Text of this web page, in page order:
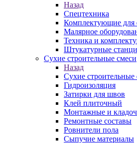
Назад
Спецтехника
Комплектующие для
Малярное
Техника и
Штукатурные
Сухие строительные смеси
Назад
Сухие строительные
Гидроизоляция
Затирки для швов
Клей плиточный
Монтажные и
Ремонтные составы
Ровнители пола
Сыпучие материалы